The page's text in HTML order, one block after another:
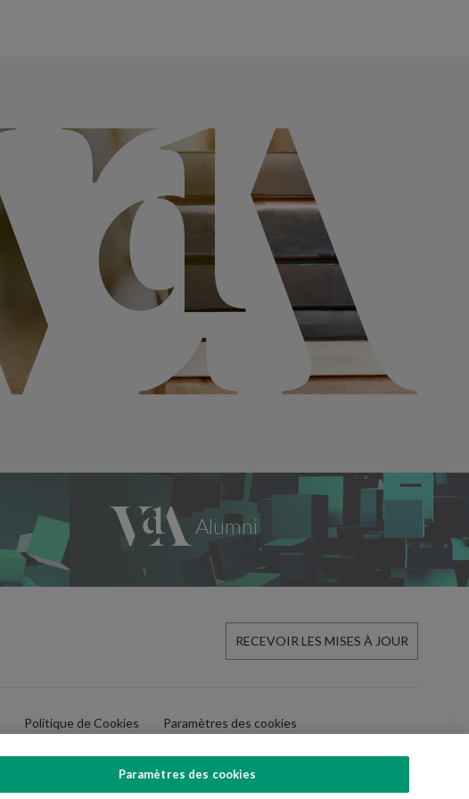
RECEVOIR LES MISES À JOUR
Politique de Cookies Paramètres des cookies
Paramètres des cookies